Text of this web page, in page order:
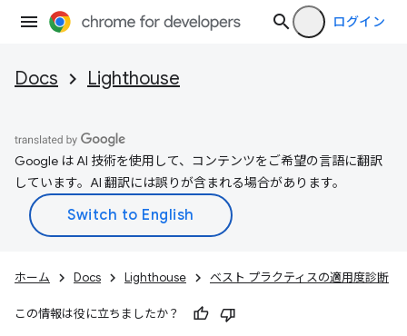
ログイン
Docs Lighthouse
Google は AI 技術を使用して、コンテンツをご希望の言語に翻訳
しています。AI 翻訳には誤りが含まれる場合があります。
ホーム Docs Lighthouse ベスト プラクティスの適用度診断
この情報は役に立ちましたか？